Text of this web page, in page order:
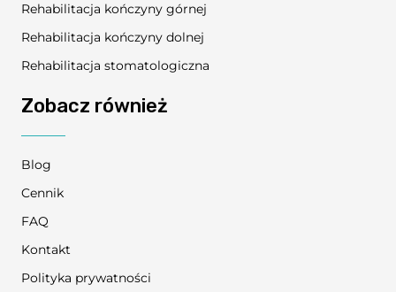
Rehabilitacja kończyny górnej
Rehabilitacja kończyny dolnej
Rehabilitacja stomatologiczna
Zobacz również
Blog
Cennik
FAQ
Kontakt
Polityka prywatności